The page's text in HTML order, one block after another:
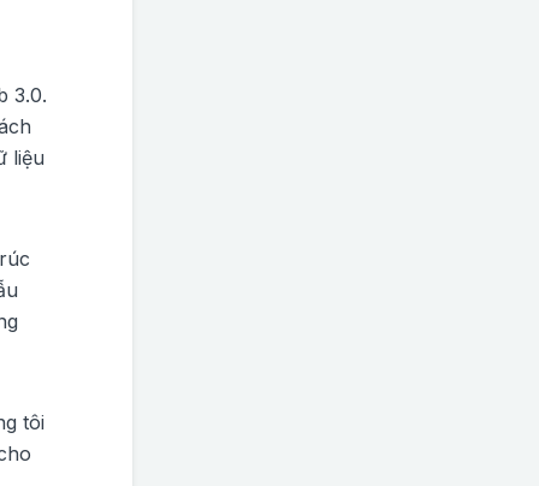
3.0.
liệu
tôi